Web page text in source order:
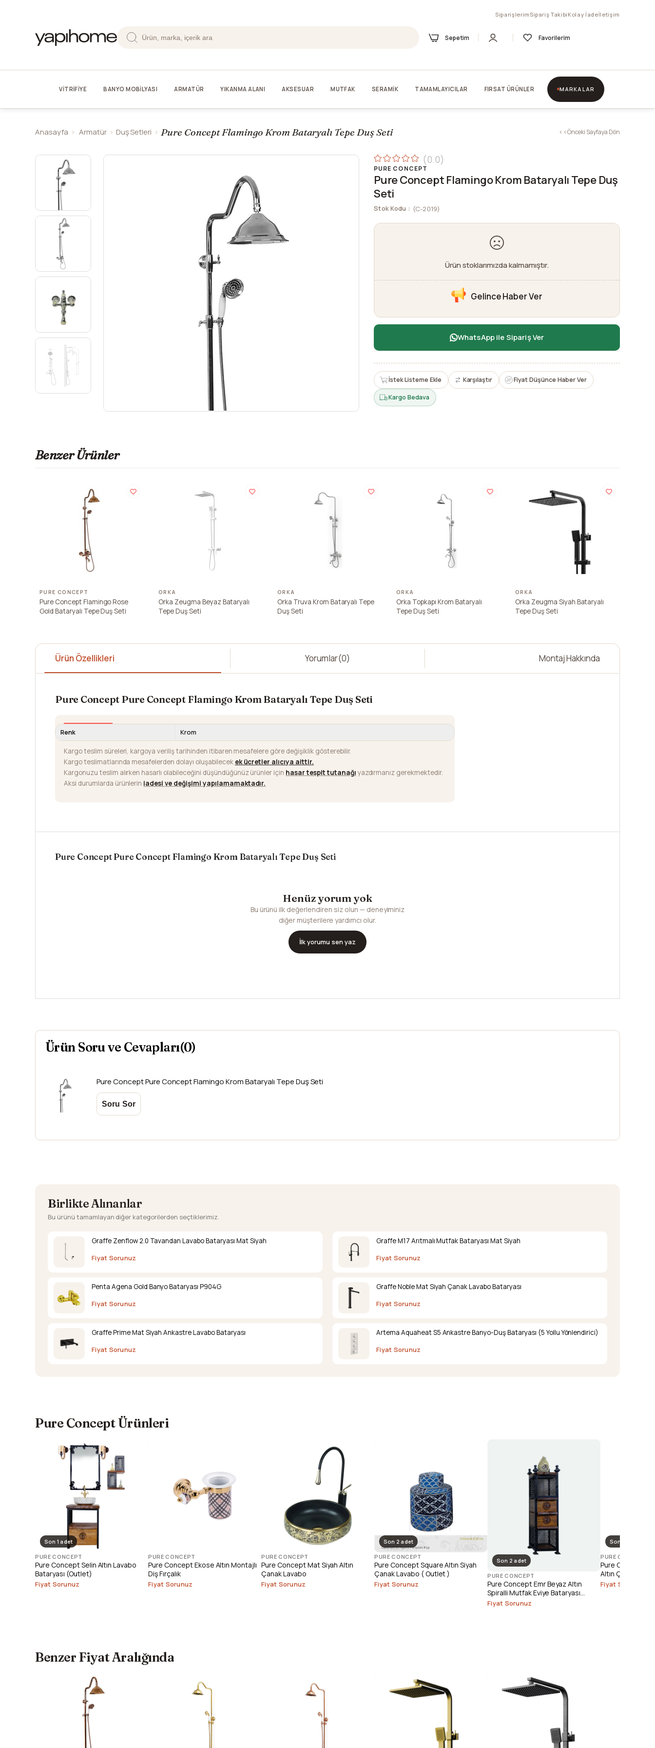
Siparişlerim Sipariş Takibi Kolay İadeİletişim
Sepetim Favorilerim
VİTRİFİYE BANYO MOBİLYASI ARMATÜR YIKANMA ALANI AKSESUAR MUTFAK SERAMİK TAMAMLAYICILAR FIRSAT ÜRÜNLER MARKALAR
Anasayfa Armatür Duş Setleri Pure Concept Flamingo Krom Bataryalı Tepe Duş Seti < < Önceki Sayfaya Dön
0.0
PURE CONCEPT
Pure Concept Flamingo Krom Bataryalı Tepe Duş
Seti
Stok Kodu (C-2019)
Ürün stoklarımızda kalmamıştır.
Gelince Haber Ver
WhatsApp ile Sipariş Ver
İstek Listeme Ekle Karşılaştır Fiyat Düşünce Haber Ver
Kargo Bedava
Benzer Ürünler
PURE CONCEPT
Pure Concept Flamingo Rose
Gold Bataryalı Tepe Duş Seti
ORKA
Orka Zeugma Beyaz Bataryalı
Tepe Duş Seti
ORKA
Orka Truva Krom Bataryalı Tepe
Duş Seti
ORKA
Orka Topkapı Krom Bataryalı
Tepe Duş Seti
ORKA
Orka Zeugma Siyah Bataryalı
Tepe Duş Seti
Ürün Özellikleri Yorumlar(0) Montaj Hakkında
Pure Concept Pure Concept Flamingo Krom Bataryalı Tepe Duş Seti
Renk Krom
Kargo teslim süreleri, kargoya veriliş tarihinden itibaren mesafelere göre değişiklik gösterebilir.
Kargo teslimatlarında mesafelerden dolayı oluşabilecek ek ücretler alıcıya aittir.
Kargonuzu teslim alırken hasarlı olabileceğini düşündüğünüz ürünler için hasar tespit tutanağı yazdırmanız gerekmektedir.
Aksi durumlarda ürünlerin iadesi ve değişimi yapılamamaktadır.
Pure Concept Pure Concept Flamingo Krom Bataryalı Tepe Duş Seti
Henüz yorum yok
Bu ürünü ilk değerlendiren siz olun — deneyiminiz
diğer müşterilere yardımcı olur.
İlk yorumu sen yaz
Ürün Soru ve Cevapları(0)
Pure ConceptPure Concept Flamingo Krom Bataryalı Tepe Duş Seti
Birlikte Alınanlar
Bu ürünü tamamlayan diğer kategorilerden seçtiklerimiz.
Graffe Zenflow 2.0 Tavandan Lavabo Bataryası Mat Siyah
Fiyat Sorunuz
Graffe M17 Arıtmalı Mutfak Bataryası Mat Siyah
Fiyat Sorunuz
Penta Agena Gold Banyo Bataryası P904G
Fiyat Sorunuz
Graffe Noble Mat Siyah Çanak Lavabo Bataryası
Fiyat Sorunuz
Graffe Prime Mat Siyah Ankastre Lavabo Bataryası
Fiyat Sorunuz
Artema Aquaheat S5 Ankastre Banyo-Duş Bataryası (5 Yollu Yönlendirici)
Fiyat Sorunuz
Pure Concept Ürünleri
Son 1 adet
PURE CONCEPT
Pure Concept Selin Altın Lavabo
Bataryası (Outlet)
Fiyat Sorunuz
PURE CONCEPT
Pure Concept Ekose Altın Montajlı
Diş Fırçalık
Fiyat Sorunuz
PURE CONCEPT
Pure Concept Mat Siyah Altın
Çanak Lavabo
Fiyat Sorunuz
Son 2 adet
PURE CONCEPT
Pure Concept Square Altın Siyah
Çanak Lavabo ( Outlet )
Fiyat Sorunuz
Son 2 adet
PURE CONCEPT
Pure Concept Emr Beyaz Altın
Spiralli Mutfak Eviye Bataryası
(Outlet)
Fiyat Sorunuz
Son 1 adet
PURE CONCEPT
Pure Concept
Altın Çanak
(Outlet)
Fiyat Sorunuz
Benzer Fiyat Aralığında